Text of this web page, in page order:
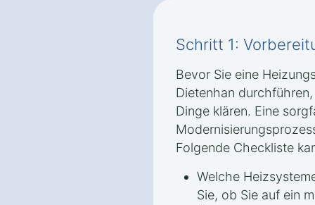
Schritt 1:
Bevor Sie eine
Dietenhan
Dinge klären. Eine
Folgende Checkliste
Welche
Sie, ob Sie auf ein